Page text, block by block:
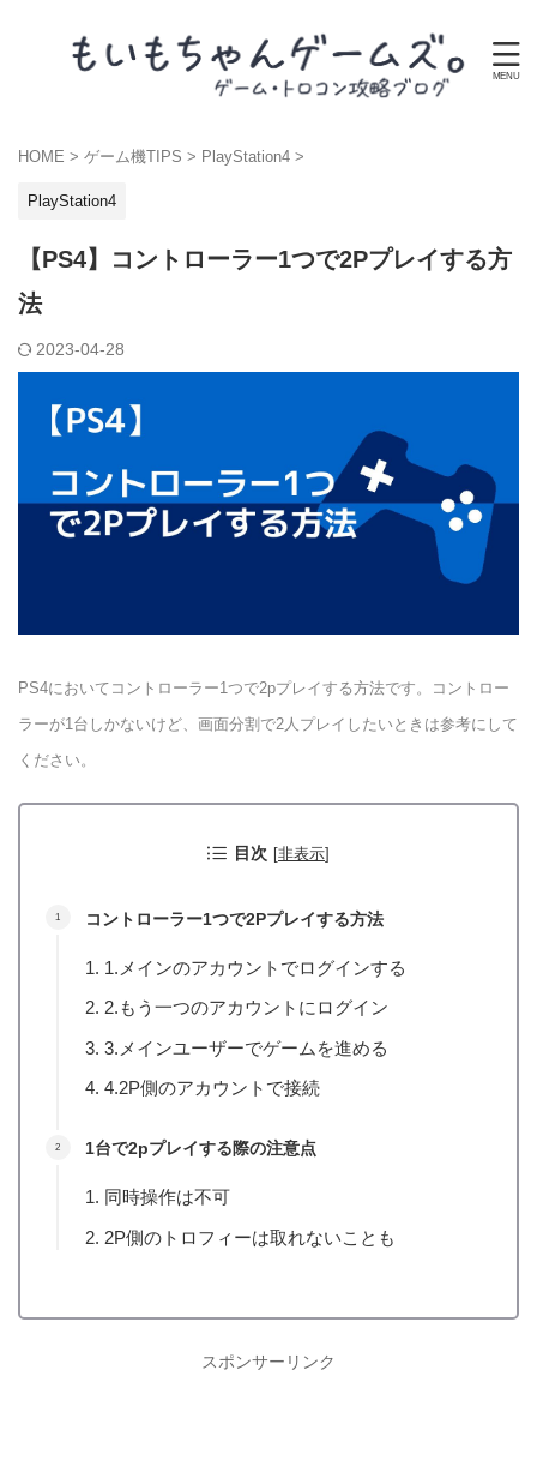
HOME > ゲーム機TIPS > PlayStation4 >
PlayStation4
【PS4】コントローラー1つで2Pプレイする方
法
2023-04-28
PS4においてコントローラー1つで2pプレイする方法です。コントロー
ラーが1台しかないけど、画面分割で2人プレイしたいときは参考にして
ください。
目次 [非表示]
コントローラー1つで2Pプレイする方法
1.メインのアカウントでログインする
2.もう一つのアカウントにログイン
3.メインユーザーでゲームを進める
4.2P側のアカウントで接続
1台で2pプレイする際の注意点
同時操作は不可
2P側のトロフィーは取れないことも
スポンサーリンク